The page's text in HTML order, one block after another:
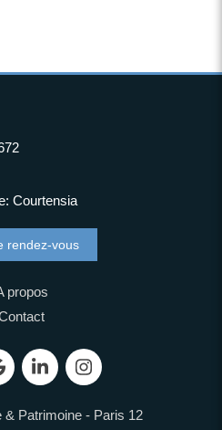
Courtensia
rendez-vous
propos
& Patrimoine - Paris 12